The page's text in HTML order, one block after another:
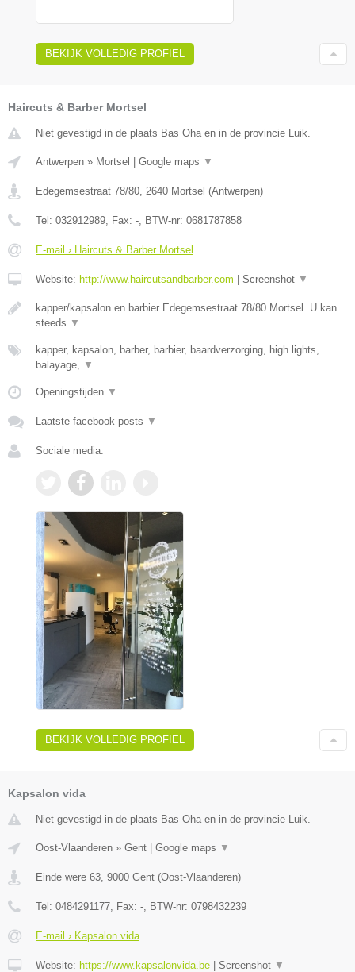
BEKIJK VOLLEDIG PROFIEL
Haircuts & Barber Mortsel
Niet gevestigd in de plaats Bas Oha en in de provincie Luik.
Antwerpen » Mortsel Google maps ▼
Edegemsestraat 78/80, 2640 Mortsel (Antwerpen)
Tel: 032912989, Fax: -, BTW-nr: 0681787858
E-mail › Haircuts & Barber Mortsel
Website: http://www.haircutsandbarber.com Screenshot ▼
kapper/kapsalon en barbier Edegemsestraat 78/80 Mortsel. U kan
steeds ▼
kapper, kapsalon, barber, barbier, baardverzorging, high lights,
balayage, ▼
Openingstijden ▼
Laatste facebook posts ▼
Sociale media:
BEKIJK VOLLEDIG PROFIEL
Kapsalon vida
Niet gevestigd in de plaats Bas Oha en in de provincie Luik.
Oost-Vlaanderen » Gent | Google maps ▼
Einde were 63 9000 Gent (Oost-Vlaanderen)
Tel: 0484291177 , Fax: - , BTW-nr: 0798432239
E-mail › Kapsalon vida
Website: https://www.kapsalonvida.be | Screenshot ▼